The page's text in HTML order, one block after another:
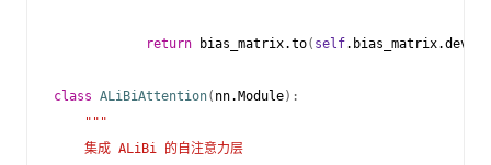
return bias_matrix.to( self. bias_matrix.device
class ALiBiAttention( nn. Module):
"""
    集成 ALiBi 的自注意力层